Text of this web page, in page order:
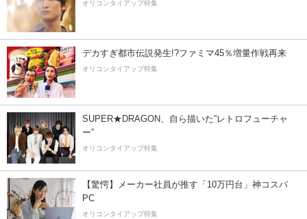
オリコンタイアップ特集
デカすぎ都市伝説発生!?ファミマ45％増量作戦再来
オリコンタイアップ特集
SUPER★DRAGON、自ら描いた”レトロフューチャ
ー”
オリコンタイアップ特集
【驚愕】メーカー社員が推す「10万円台」神コスパ
PC
オリコンタイアップ特集